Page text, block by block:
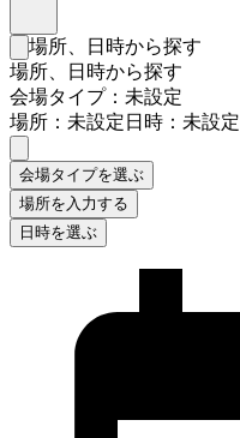
検索フォームを閉じる
場所、日時から探す
場所、日時から探す
会場タイプ：未設定
場所：未設定日時：未設定
会場タイプを選ぶ
場所を入力する
日時を選ぶ